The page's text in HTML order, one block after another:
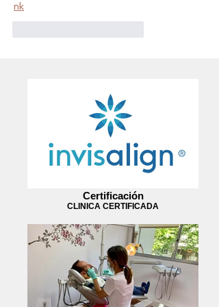
nk
Certificación
CLINICA CERTIFICADA